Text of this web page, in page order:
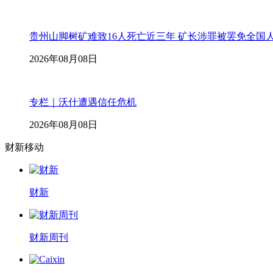
贵州山脚树矿难致16人死亡近三年 矿长涉罪被罢免全国
2026年08月08日
专栏｜沃什遭遇信任危机
2026年08月08日
财新移动
财新
财新周刊